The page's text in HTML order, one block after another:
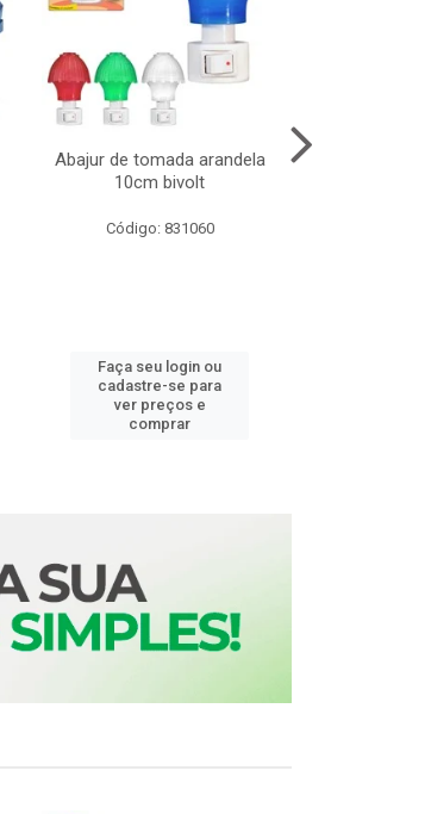
Abajur de tomada arandela
10cm bivolt
Código: 831060
Faça seu login ou
cadastre-se para
ver preços e
comprar